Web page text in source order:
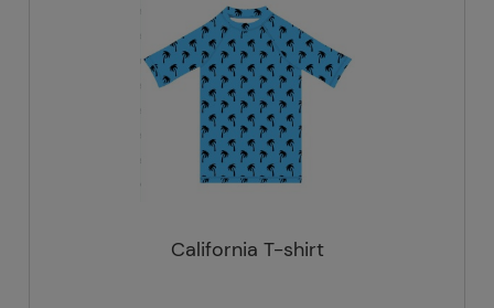
California T-shirt